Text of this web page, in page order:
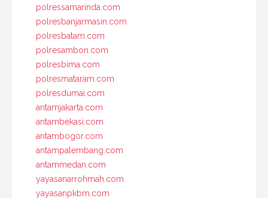
polressamarinda.com
polresbanjarmasin.com
polresbatam.com
polresambon.com
polresbima.com
polresmataram.com
polresdumai.com
antamjakarta.com
antambekasi.com
antambogor.com
antampalembang.com
antammedan.com
yayasanarrohmah.com
yayasanpkbm.com